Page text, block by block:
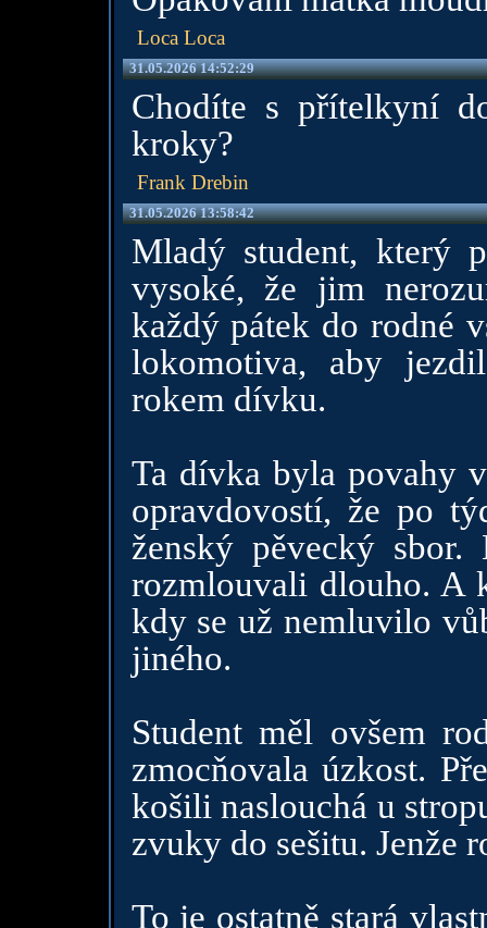
Loca Loca
31.05.2026 14:52:29
Chodíte s přítelkyní
kroky?
Frank Drebin
31.05.2026 13:58:42
Mladý student, který
vysoké, že jim
každý pátek do rodné
lokomotiva, aby
rokem dívku.
Ta dívka byla povahy
opravdovostí, že po
ženský pěvecký
rozmlouvali dlouho. A
kdy se už nemluvilo
jiného.
Student měl ovšem
zmocňovala úzkost.
košili naslouchá u
zvuky do sešitu. Jenže
To je ostatně stará